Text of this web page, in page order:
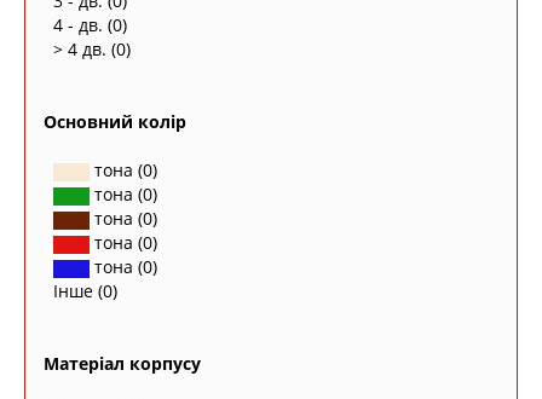
4 - дв. (0)
> 4 дв. (0)
Основний колір
тона (0)
тона (0)
тона (0)
тона (0)
тона (0)
Інше (0)
Матеріал корпусу